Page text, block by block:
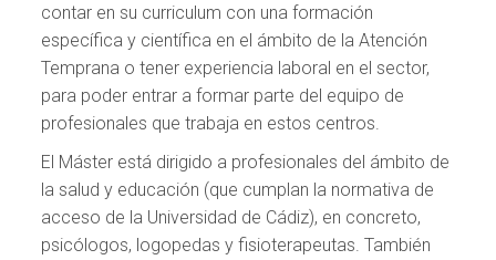
contar en su curriculum con una formación
específica y científica en el ámbito de la Atención
Temprana o tener experiencia laboral en el sector,
para poder entrar a formar parte del equipo de
profesionales que trabaja en estos centros.
El Máster está dirigido a profesionales del ámbito de
la salud y educación (que cumplan la normativa de
acceso de la Universidad de Cádiz), en concreto,
psicólogos, logopedas y fisioterapeutas. También